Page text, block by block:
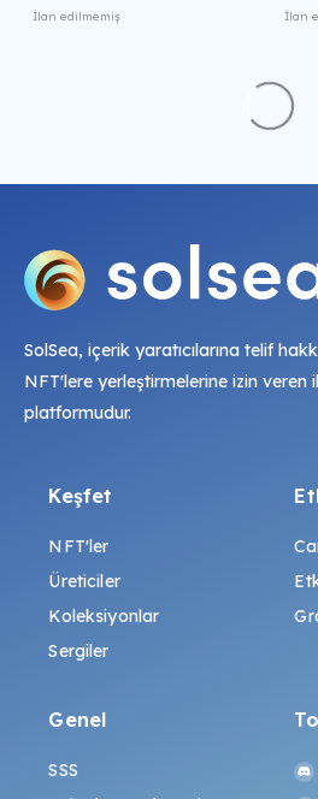
İlan edilmemiş İlan
SolSea, içerik yaratıcılarına telif
NFT'lere yerleştirmelerine izin veren
platformudur.
Keşfet
NFT'ler
Üreticiler
Koleksiyonlar
Sergiler
Genel
SSS